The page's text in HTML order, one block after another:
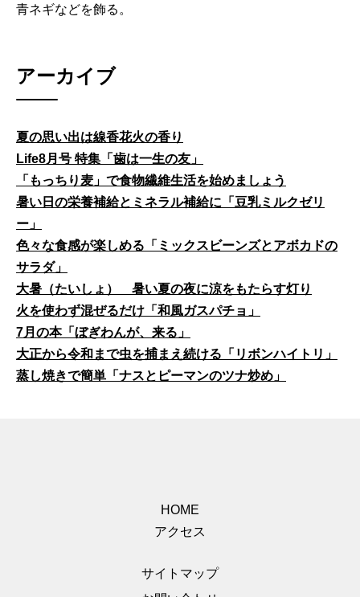
青ネギなどを飾る。
アーカイブ
夏の思い出は線香花火の香り
Life8月号 特集「歯は一生の友」
「もっちり麦」で食物繊維生活を始めましょう
暑い日の栄養補給とミネラル補給に「豆乳ミルクゼリ
ー」
色々な食感が楽しめる「ミックスビーンズとアボカドの
サラダ」
大暑（たいしょ） 暑い夏の夜に涼をもたらす灯り
火を使わず混ぜるだけ「和風ガスパチョ」
7月の本「ぼぎわんが、来る」
大正から令和まで虫を捕まえ続ける「リボンハイトリ」
蒸し焼きで簡単「ナスとピーマンのツナ炒め」
HOME
アクセス
サイトマップ